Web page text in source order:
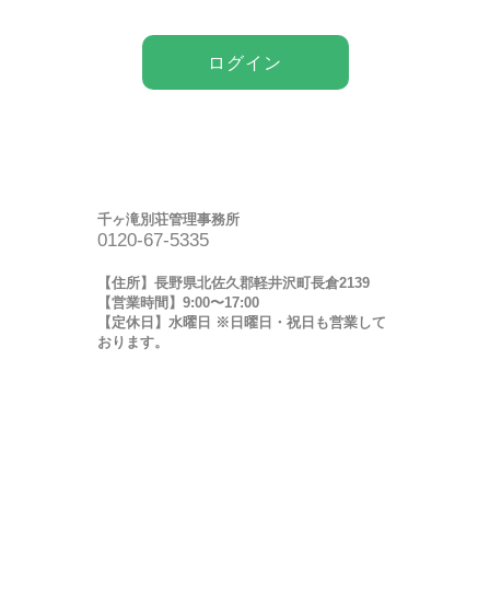
千ヶ滝別荘管理事務所
0120-67-5335
【住所】長野県北佐久郡軽井沢町長倉2139
【営業時間】9:00〜17:00
【定休日】水曜日 ※日曜日・祝日も営業して
おります。